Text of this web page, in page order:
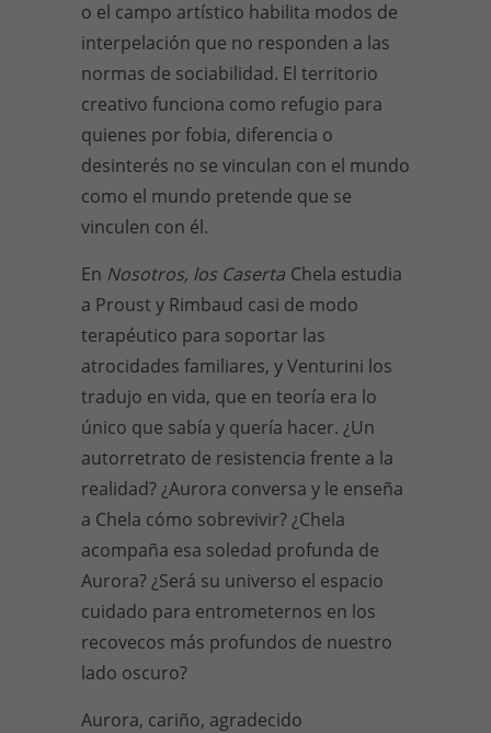
o el campo artístico habilita modos de
interpelación que no responden a las
normas de sociabilidad. El territorio
creativo funciona como refugio para
quienes por fobia, diferencia o
desinterés no se vinculan con el mundo
como el mundo pretende que se
vinculen con él.
En Nosotros, los Caserta Chela estudia
a Proust y Rimbaud casi de modo
terapéutico para soportar las
atrocidades familiares, y Venturini los
tradujo en vida, que en teoría era lo
único que sabía y quería hacer. ¿Un
autorretrato de resistencia frente a la
realidad? ¿Aurora conversa y le enseña
a Chela cómo sobrevivir? ¿Chela
acompaña esa soledad profunda de
Aurora? ¿Será su universo el espacio
cuidado para entrometernos en los
recovecos más profundos de nuestro
lado oscuro?
Aurora, cariño, agradecido